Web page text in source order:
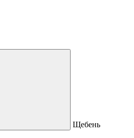
Щебень